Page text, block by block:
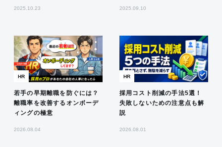
2025.10.23 2025.09.10
HR
若手の早期離職を防ぐには？
離職率を改善するオンボーデ
ィングの極意
2026.08.04
HR
採用コスト削減の手法5選！
失敗しないための注意点も解
説
2026.08.01